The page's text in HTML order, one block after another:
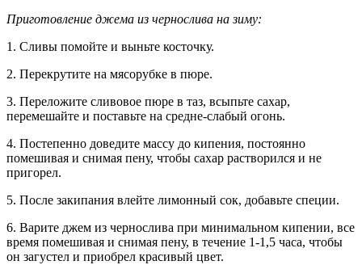
Приготовление джема из чернослива на зиму:
1. Сливы помойте и выньте косточку.
2. Перекрутите на мясорубке в пюре.
3. Переложите сливовое пюре в таз, всыпьте сахар,
перемешайте и поставьте на средне-слабый огонь.
4. Постепенно доведите массу до кипения, постоянно
помешивая и снимая пену, чтобы сахар растворился и не
пригорел.
5. После закипания влейте лимонный сок, добавьте специи.
6. Варите джем из чернослива при минимальном кипении, все
время помешивая и снимая пену, в течение 1-1,5 часа, чтобы
он загустел и приобрел красивый цвет.